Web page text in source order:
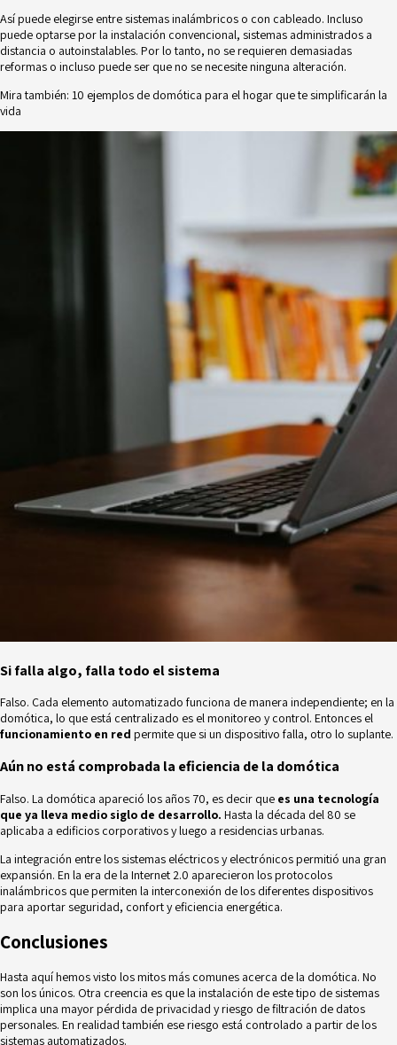
Así puede elegirse entre sistemas inalámbricos o con cableado. Incluso
puede optarse por la instalación convencional, sistemas administrados a
distancia o autoinstalables. Por lo tanto, no se requieren demasiadas
reformas o incluso puede ser que no se necesite ninguna alteración.
Mira también: 10 ejemplos de domótica para el hogar que te simplificarán la
vida
Si falla algo, falla todo el sistema
Falso. Cada elemento automatizado funciona de manera independiente; en la
domótica, lo que está centralizado es el monitoreo y control. Entonces el
funcionamiento en red permite que si un dispositivo falla, otro lo suplante.
Aún no está comprobada la eficiencia de la domótica
Falso. La domótica apareció los años 70, es decir que es una tecnología
que ya lleva medio siglo de desarrollo. Hasta la década del 80 se
aplicaba a edificios corporativos y luego a residencias urbanas.
La integración entre los sistemas eléctricos y electrónicos permitió una gran
expansión. En la era de la Internet 2.0 aparecieron los protocolos
inalámbricos que permiten la interconexión de los diferentes dispositivos
para aportar seguridad, confort y eficiencia energética.
Conclusiones
Hasta aquí hemos visto los mitos más comunes acerca de la domótica. No
son los únicos. Otra creencia es que la instalación de este tipo de sistemas
implica una mayor pérdida de privacidad y riesgo de filtración de datos
personales. En realidad también ese riesgo está controlado a partir de los
sistemas automatizados.